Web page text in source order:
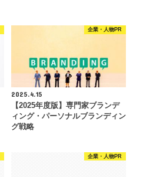
企業・人物PR
2025.4.15
【2025年度版】専門家ブランデ
ィング・パーソナルブランディン
グ戦略
企業・人物PR